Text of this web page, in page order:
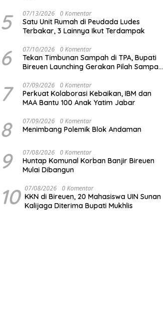
5 07/13/2026 0 Komentar
Satu Unit Rumah di Peudada Ludes
Terbakar, 3 Lainnya Ikut Terdampak
6 07/10/2026 0 Komentar
Tekan Timbunan Sampah di TPA, Bupati
Bireuen Launching Gerakan Pilah Sampah
7 07/09/2026 0 Komentar
Perkuat Kolaborasi Kebaikan, IBM dan
MAA Bantu 100 Anak Yatim Jabar
8 07/09/2026 0 Komentar
Menimbang Polemik Blok Andaman
9 07/08/2026 0 Komentar
Huntap Komunal Korban Banjir Bireuen
Mulai Dibangun
10 07/08/2026 0 Komentar
KKN di Bireuen, 20 Mahasiswa UIN Sunan